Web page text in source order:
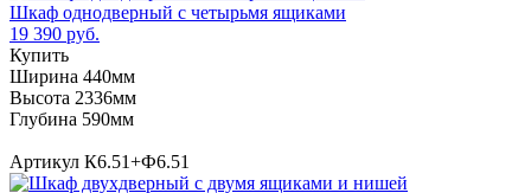
Шкаф однодверный с четырьмя ящиками
19 390 руб.
Купить
Ширина 440мм
Высота 2336мм
Глубина 590мм
Артикул К6.51+Ф6.51